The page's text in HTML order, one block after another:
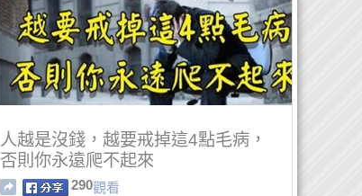
人越是沒錢，越要戒掉這4點毛病，
否則你永遠爬不起來
290觀看